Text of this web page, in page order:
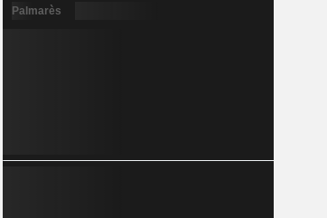
Palmarès